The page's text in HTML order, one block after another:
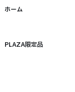
ホーム
PLAZA限定品